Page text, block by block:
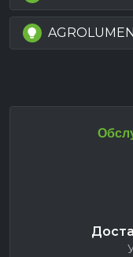
AGROLUMEN